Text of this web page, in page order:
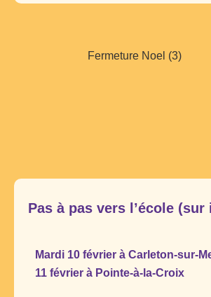
Pas à pas vers l’école
Mardi 10 février à Carleton-sur-
11 février à Pointe-à-la-Croix